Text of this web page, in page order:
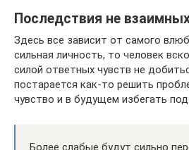
Последствия не
Здесь все зависит от самого
сильная личность, то человек
силой ответных чувств не
постарается как-то решить
чувство и в будущем избегать
Более слабые будут сильно